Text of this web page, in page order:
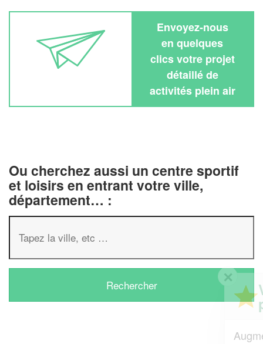
Envoyez-nous
en quelques
clics votre projet
détaillé de
activités plein air
Ou cherchez aussi un centre sportif
et loisirs en entrant votre ville,
département… :
Vous êtes un
professionnel ?
chiffre d'affaireset